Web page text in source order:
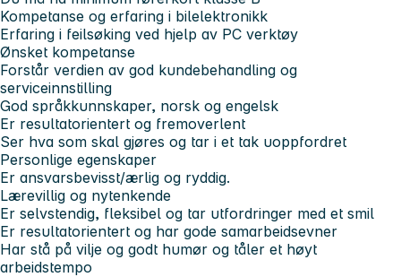
Kompetanse og erfaring i bilelektronikk
Erfaring i feilsøking ved hjelp av PC verktøy
Ønsket kompetanse
Forstår verdien av god kundebehandling og
serviceinnstilling
God språkkunnskaper, norsk og engelsk
Er resultatorientert og fremoverlent
Ser hva som skal gjøres og tar i et tak uoppfordret
Personlige egenskaper
Er ansvarsbevisst/ærlig og ryddig.
Lærevillig og nytenkende
Er selvstendig, fleksibel og tar utfordringer med et smil
Er resultatorientert og har gode samarbeidsevner
Har stå på vilje og godt humør og tåler et høyt
arbeidstempo